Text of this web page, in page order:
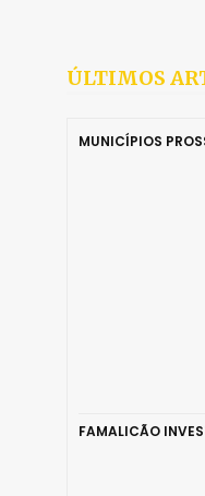
ÚLTIMOS
MUNICÍPIOS
FAMALICÃO